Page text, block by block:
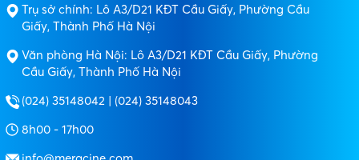
Trụ sở chính: Lô A3/D21 KĐT Cầu Giấy, Phường Cầu
Giấy, Thành Phố Hà Nội
Văn phòng Hà Nội: Lô A3/D21 KĐT Cầu Giấy, Phường
Cầu Giấy, Thành Phố Hà Nội
(024) 35148042 | (024) 35148043
8h00 - 17h00